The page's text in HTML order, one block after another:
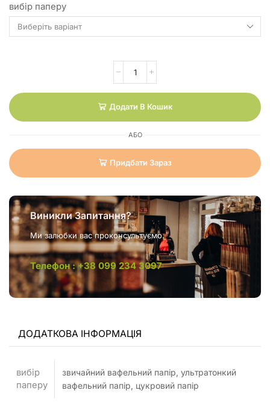
вибір паперу
Додати В Кошик
АБО
Придбати Зараз
Виникли Запитання?
Ми залюбки вас проконсультуємо.
Телефон : +38 099 234 3097
ДОДАТКОВА ІНФОРМАЦІЯ
вибір
паперу
звичайний вафельний папір, ультратонкий
вафельний папір, цукровий папір